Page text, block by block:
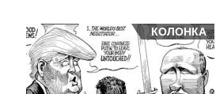
КОЛОНКА